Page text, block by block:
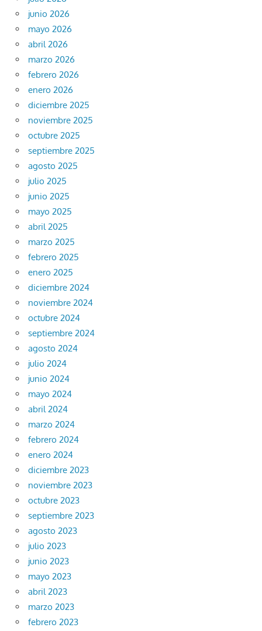
junio 2026
mayo 2026
abril 2026
marzo 2026
febrero 2026
enero 2026
diciembre 2025
noviembre 2025
octubre 2025
septiembre 2025
agosto 2025
julio 2025
junio 2025
mayo 2025
abril 2025
marzo 2025
febrero 2025
enero 2025
diciembre 2024
noviembre 2024
octubre 2024
septiembre 2024
agosto 2024
julio 2024
junio 2024
mayo 2024
abril 2024
marzo 2024
febrero 2024
enero 2024
diciembre 2023
noviembre 2023
octubre 2023
septiembre 2023
agosto 2023
julio 2023
junio 2023
mayo 2023
abril 2023
marzo 2023
febrero 2023